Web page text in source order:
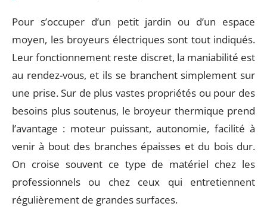
Pour s’occuper d’un petit jardin ou d’un espace
moyen, les broyeurs électriques sont tout indiqués.
Leur fonctionnement reste discret, la maniabilité est
au rendez-vous, et ils se branchent simplement sur
une prise. Sur de plus vastes propriétés ou pour des
besoins plus soutenus, le broyeur thermique prend
l’avantage : moteur puissant, autonomie, facilité à
venir à bout des branches épaisses et du bois dur.
On croise souvent ce type de matériel chez les
professionnels ou chez ceux qui entretiennent
régulièrement de grandes surfaces.